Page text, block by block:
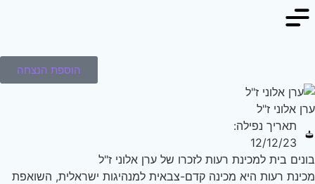
הוספת הנצחה
אלוני ז"ל
תאריך נפילה:
12/12/23
בית למכינת רעות לזכרו של ערן אלוני ז"ל
רעות היא מכינה קדם-צבאית למנהיגות ישראלית, השואפת